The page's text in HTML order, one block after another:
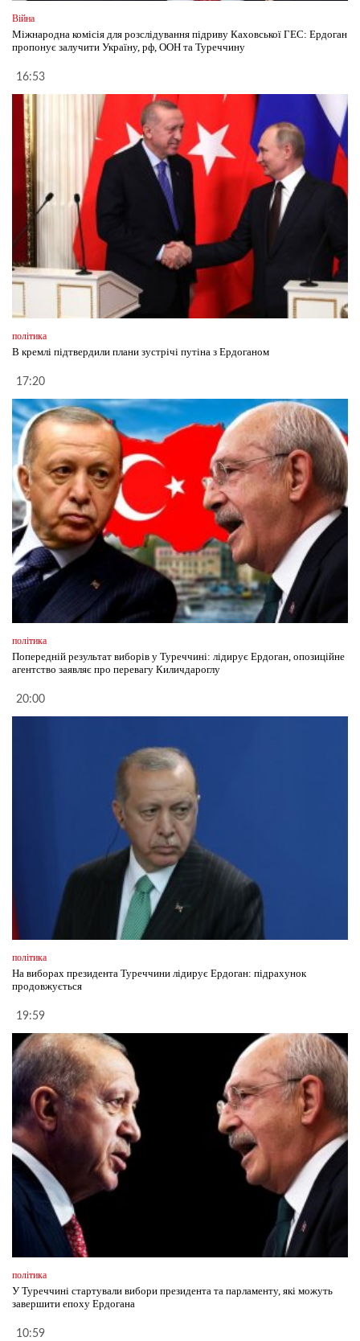
Війна
Міжнародна комісія для розслідування підриву Каховської ГЕС: Ердоган
пропонує залучити Україну, рф, ООН та Туреччину
16:53
політика
В кремлі підтвердили плани зустрічі путіна з Ердоганом
17:20
політика
Попередній результат виборів у Туреччині: лідирує Ердоган, опозиційне
агентство заявляє про перевагу Киличдароглу
20:00
політика
На виборах президента Туреччини лідирує Ердоган: підрахунок
продовжується
19:59
політика
У Туреччині стартували вибори президента та парламенту, які можуть
завершити епоху Ердогана
10:59